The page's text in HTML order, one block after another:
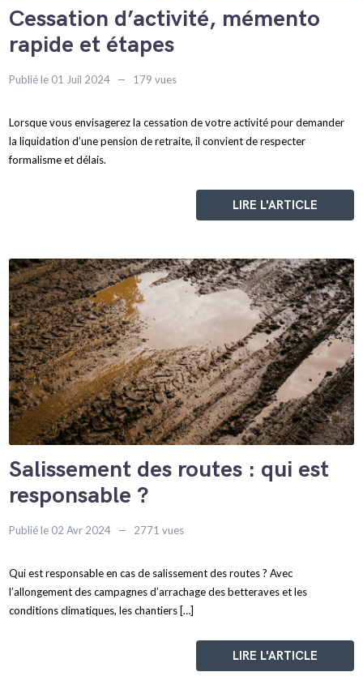
Cessation d’activité, mémento
rapide et étapes
Publié le 01 Juil 2024 179 vues
Lorsque vous envisagerez la cessation de votre activité pour demander
la liquidation d’une pension de retraite, il convient de respecter
formalisme et délais.
LIRE L'ARTICLE
Salissement des routes : qui est
responsable ?
Publié le 02 Avr 2024 2771 vues
Qui est responsable en cas de salissement des routes ? Avec
l’allongement des campagnes d’arrachage des betteraves et les
conditions climatiques, les chantiers […]
LIRE L'ARTICLE